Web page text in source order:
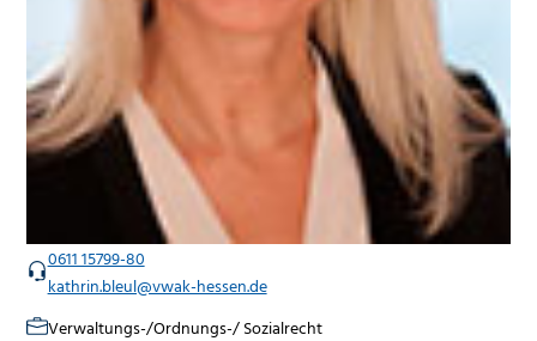
0611 15799-80
kathrin.bleul@vwak-hessen.de
Verwaltungs-/Ordnungs-/ Sozialrecht